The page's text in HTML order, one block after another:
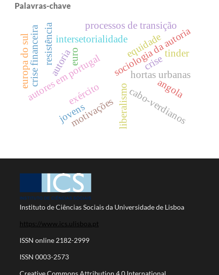
Palavras-chave
autores em portugal
autoria sociologia da autoria
exército liberalismo
hortas urbanas
cabo-verdianos
resistência intersetorialidade
crise financeira crise
euro equidade
europa do sul
processos de transição
angola
tinder
motivações
jovens
Instituto de Ciências Sociais da Universidade de Lisboa
https://www.ics.ulisboa.pt
ISSN online 2182-2999
ISSN 0003-2573